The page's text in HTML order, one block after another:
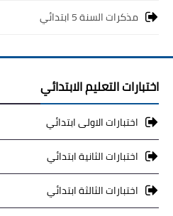
مذكرات السنة 5 ابتدائي
اختبارات التعليم الابتدائي
اختبارات الاولى ابتدائي
اختبارات الثانية ابتدائي
اختبارات الثالثة ابتدائي